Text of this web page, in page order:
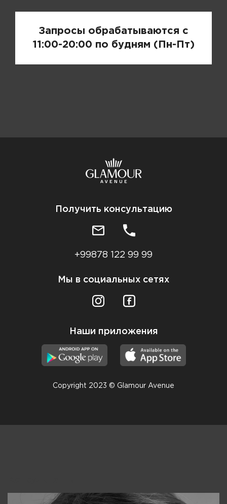
Запросы обрабатываются с
11:00-20:00 по будням (Пн-Пт)
Получить консультацию
+99878 122 99 99
Мы в социальных сетях
Наши приложения
Copyright 2023 © Glamour Avenue